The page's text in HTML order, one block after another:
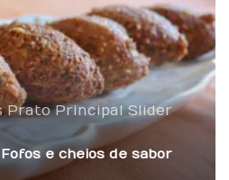
Prato Principal Slider
e cheios de sabor